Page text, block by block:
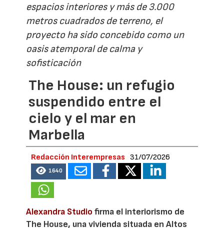
espacios interiores y más de 3.000
metros cuadrados de terreno, el
proyecto ha sido concebido como un
oasis atemporal de calma y
sofisticación
The House: un refugio
suspendido entre el
cielo y el mar en
Marbella
Redacción Interempresas 31/07/2026
1640
Alexandra Studio firma el interiorismo de
The House, una vivienda situada en Altos